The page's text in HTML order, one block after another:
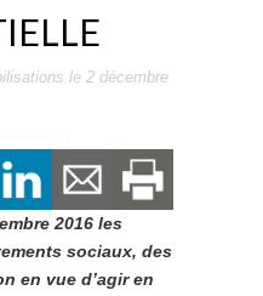
le 2 décembre
2016 les
sociaux, des
en vue d’agir en